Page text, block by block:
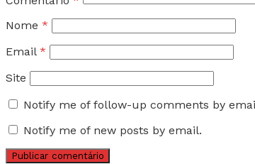
Nome *
Email *
Site
Notify me of follow-up comments by
Notify me of new posts by email.